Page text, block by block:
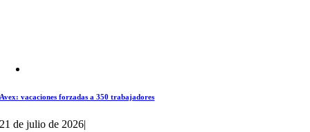
Avex: vacaciones forzadas a 350 trabajadores
21 de julio de 2026|